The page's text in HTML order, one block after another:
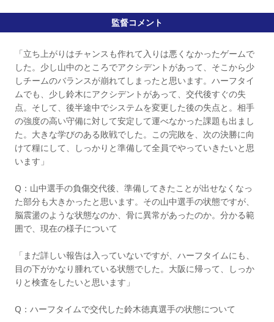
セレッソスポーツパーク舞洲 YANMAR HANASAKA STADIUM
子供のサッカースクール
大人のサッカースクール その他スポーツクラブ
監督コメント
「立ち上がりはチャンスも作れて入りは悪くなかったゲームで
した。少し山中のところでアクシデントがあって、そこから少
しチームのバランスが崩れてしまったと思います。ハーフタイ
ムでも、少し鈴木にアクシデントがあって、交代後すぐの失
点。そして、後半途中でシステムを変更した後の失点と。相手
の強度の高い守備に対して安定して運べなかった課題も出まし
た。大きな学びのある敗戦でした。この完敗を、次の決勝に向
けて糧にして、しっかりと準備して全員でやっていきたいと思
います」
Q：山中選手の負傷交代後、準備してきたことが出せなくなっ
た部分も大きかったと思います。その山中選手の状態ですが、
脳震盪のような状態なのか、骨に異常があったのか。分かる範
囲で、現在の様子について
「まだ詳しい報告は入っていないですが、ハーフタイムにも、
目の下がかなり腫れている状態でした。大阪に帰って、しっか
りと検査をしたいと思います」
Q：ハーフタイムで交代した鈴木徳真選手の状態について